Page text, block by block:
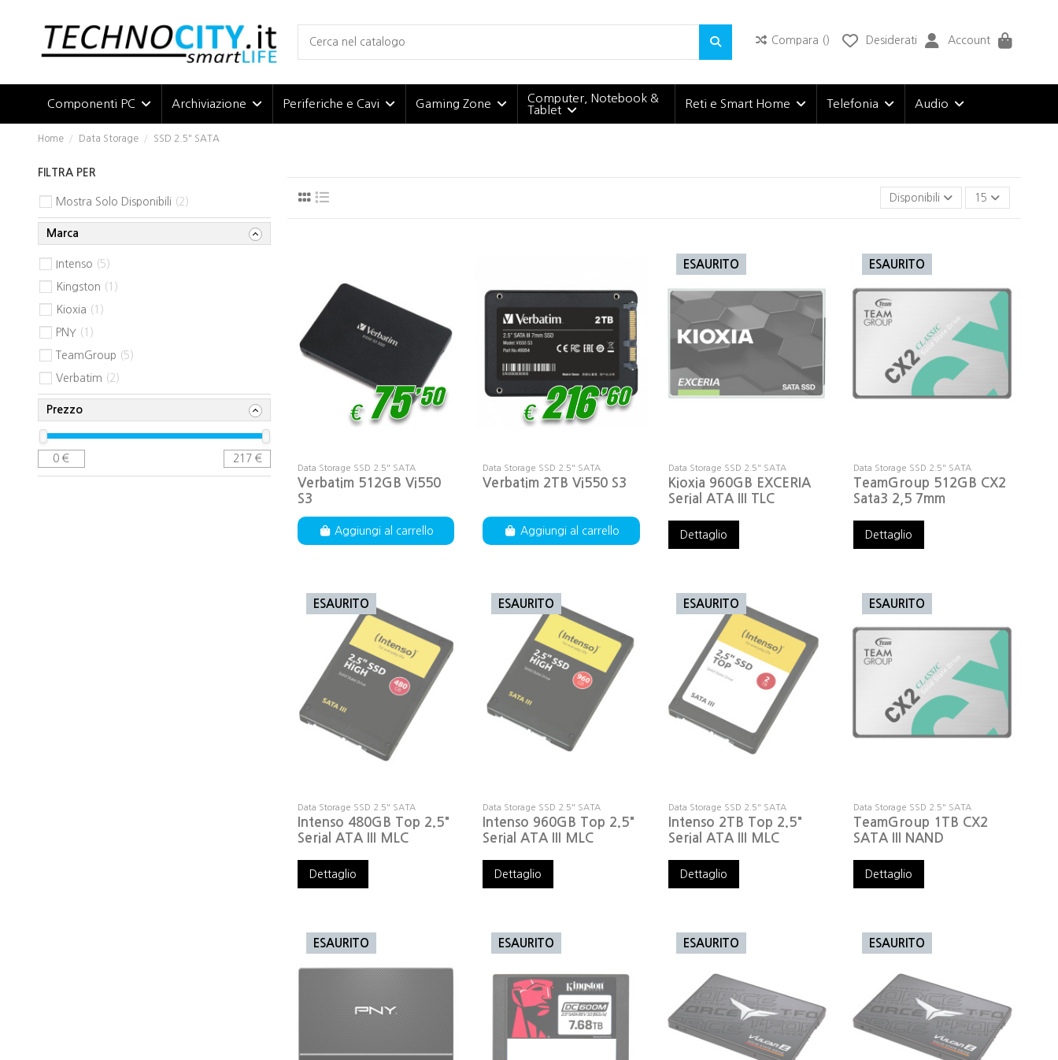
Compara ( ) Desiderati Account
Componenti PC Archiviazione Periferiche e Cavi Gaming Zone
Computer, Notebook &
Tablet
Reti e Smart Home Telefonia Audio
Home Data Storage SSD 2.5" SATA
Disponibili 15
€ 75
,
50
Data Storage SSD 2.5" SATA
Verbatim 512GB Vi550
S3
Aggiungi al carrello
€ 216
,
60
Data Storage SSD 2.5" SATA
Verbatim 2TB Vi550 S3
Aggiungi al carrello
ESAURITO
Data Storage SSD 2.5" SATA
Kioxia 960GB EXCERIA
Serial ATA III TLC
Dettaglio
ESAURITO
Data Storage SSD 2.5" SATA
TeamGroup 512GB CX2
Sata3 2,5 7mm
Dettaglio
ESAURITO
Data Storage SSD 2.5" SATA
Intenso 480GB Top 2.5"
Serial ATA III MLC
Dettaglio
ESAURITO
Data Storage SSD 2.5" SATA
Intenso 960GB Top 2.5"
Serial ATA III MLC
Dettaglio
ESAURITO
Data Storage SSD 2.5" SATA
Intenso 2TB Top 2.5"
Serial ATA III MLC
Dettaglio
ESAURITO
Data Storage SSD 2.5" SATA
TeamGroup 1TB CX2
SATA III NAND
Dettaglio
ESAURITO ESAURITO ESAURITO ESAURITO
FILTRA PER
Mostra Solo Disponibili 2
Marca
Intenso 5
Kingston 1
Kioxia 1
PNY 1
TeamGroup 5
Verbatim 2
Prezzo
0 € 217€